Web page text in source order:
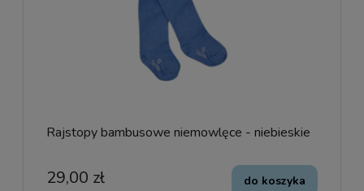
Rajstopy bambusowe niemowlęce - niebieskie
29,00 zł do koszyka